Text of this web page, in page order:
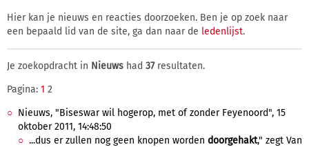
Hier kan je nieuws en reacties doorzoeken. Ben je op zoek naar
een bepaald lid van de site, ga dan naar de ledenlijst.
Je zoekopdracht in Nieuws had 37resultaten.
Pagina: 1 2
Nieuws, "Biseswar wil hogerop, met of zonder Feyenoord", 15
oktober 2011, 14:48:50
...dus er zullen nog geen knopen worden doorgehakt," zegt Van